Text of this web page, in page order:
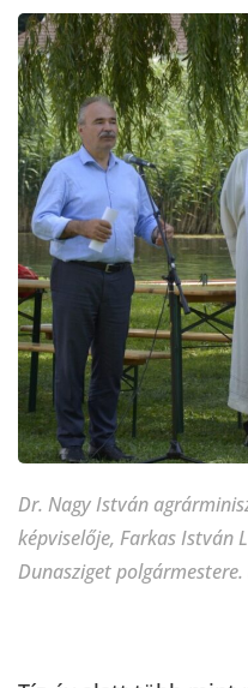
Dr. Nagy István
képviselője, Farkas István
Dunasziget